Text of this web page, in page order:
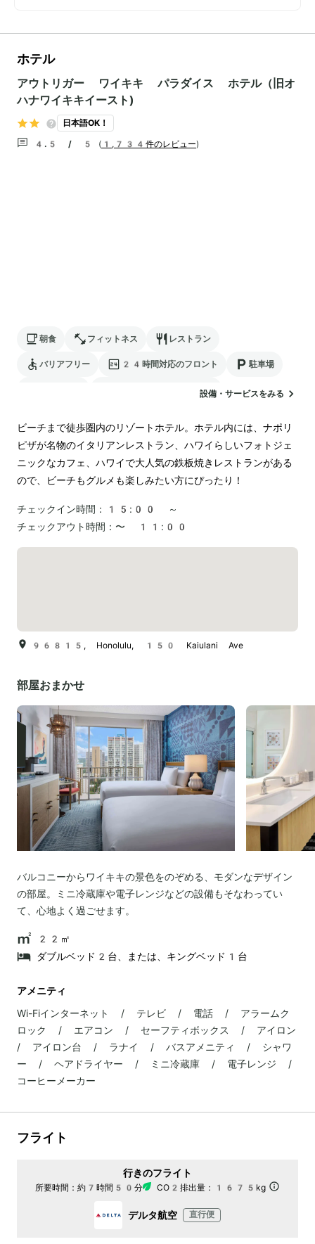
ホテル
アウトリガー ワイキキ パラダイス ホテル（旧オ
ハナワイキキイースト)
日本語OK！
4.5 / 5 ( 1,734件のレビュー)
朝食 フィットネス レストラン
バリアフリー 24時間対応のフロント 駐車場
電気自動車の充電スタンド設備・サービスをみる
ビーチまで徒歩圏内のリゾートホテル。ホテル内には、ナポリ
ピザが名物のイタリアンレストラン、ハワイらしいフォトジェ
ニックなカフェ、ハワイで大人気の鉄板焼きレストランがある
ので、ビーチもグルメも楽しみたい方にぴったり！
チェックイン時間：
15:00 ～
チェックアウト時間： 〜 11:00
96815, Honolulu, 150 Kaiulani Ave
部屋おまかせ
バルコニーからワイキキの景色をのぞめる、モダンなデザイン
の部屋。ミニ冷蔵庫や電子レンジなどの設備もそなわってい
て、心地よく過ごせます。
22㎡
ダブルベッド2台、または、キングベッド1台
アメニティ
Wi-Fiインターネット / テレビ / 電話 / アラームク
ロック / エアコン / セーフティボックス / アイロン
/ アイロン台 / ラナイ / バスアメニティ / シャワ
ー / ヘアドライヤー / ミニ冷蔵庫 / 電子レンジ /
コーヒーメーカー
フライト
行きのフライト
所要時間： 約7時間50分 CO2排出量： 1675kg
デルタ航空 直行便